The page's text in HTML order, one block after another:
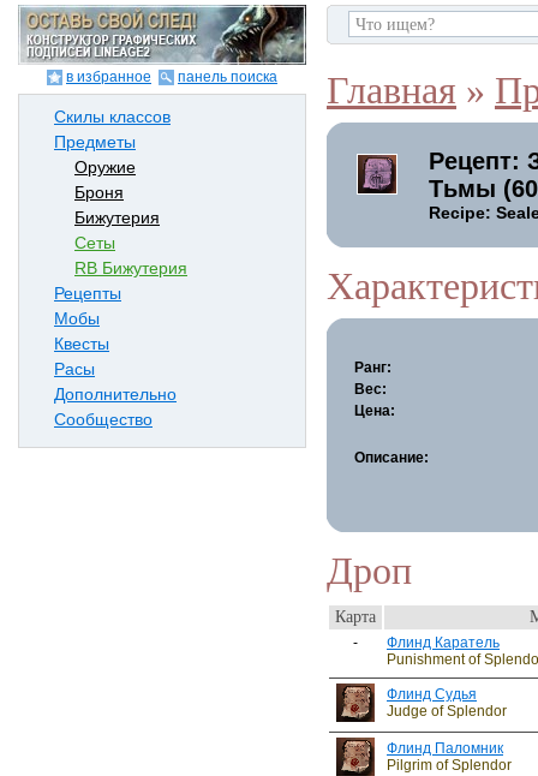
в избранное панель поиска
Скилы классов
Предметы
Оружие
Броня
Бижутерия
Сеты
RB Бижутерия
Рецепты
Мобы
Квесты
Расы
Дополнительно
Сообщество
Главная »
Рецепт:
Тьмы
Recipe:
Ранг:
Вес:
Цена:
Описание:
Дроп
Карта
-
Флинд Каратель
Punishment of
Флинд Судья
Judge of Splendor
Флинд Паломник
Pilgrim of Splendor